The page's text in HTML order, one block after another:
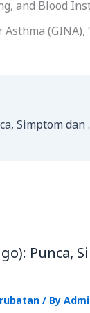
and Blood
(GINA),
Punca,
/ By